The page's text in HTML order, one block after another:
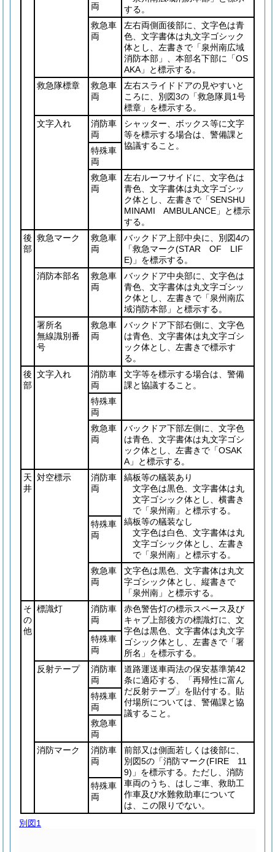
する。
両
救急車
両
左右両側面後部に、文字色は青
色、文字書体は丸文字ゴシック
体とし、左書きで「泉州南広域
消防本部」、本部名下部に「OS
AKA」と標示する。
救急隊標章
救急車
両
左右スライドドアの見やすいと
ころに、別図3の「救急隊員1号
標章」を標示する。
文字入れ
消防車
両
シャッター、ボックス等に文字
等を標示する場合は、警備課と
協議すること。
特殊車
両
救急車
両
左右ルーフサイドに、文字色は
青色、文字書体は丸文字ゴシッ
ク体とし、左書きで「SENSHU
MINAMI AMBULANCE」と標示
する。
後
部
救急マーク
救急車
両
バックドア上部中央に、別図4の
「救急マーク(STAR OF LIF
E) 」を標示する。
消防本部名
救急車
両
バックドア中央部に、文字色は
青色、文字書体は丸文字ゴシッ
ク体とし、左書きで「泉州南広
域消防本部」と標示する。
署所名
無線識別番
号
救急車
両
バックドア下部右側に、文字色
は青色、文字書体は丸文字ゴシ
ック体とし、左書きで標示す
る。
後
部
文字入れ
消防車
両
文字等を標示する場合は、警備
課と協議すること。
特殊車
両
救急車
両
バックドア下部左側に、文字色
は青色、文字書体は丸文字ゴシ
ック体とし、左書きで「OSAK
A」と標示する。
天
井
対空標示
消防車
両
縞板等の艤装あり
文字色は黒色、文字書体は丸
文字ゴシック体とし、横書き
で「泉州南」と標示する。
縞板等の艤装なし
文字色は白色、文字書体は丸
文字ゴシック体とし、左書き
で「泉州南」と標示する。
特殊車
両
救急車
両
文字色は黒色、文字書体は丸文
字ゴシック体とし、縦書きで
「泉州南」と標示する。
そ
の
他
標識灯
消防車
両
赤色警告灯の標示スペース及び
キャブ上部後方の標識灯に、文
字色は黒色、文字書体は丸文字
ゴシック体とし、左書きで「署
所名」を標示する。
特殊車
両
反射テープ
消防車
両
道路運送車両法の保安基準第42
条に適応する、「再帰性に富ん
だ反射テープ」を貼付する。貼
付場所については、警備課と協
議すること。
特殊車
両
救急車
両
消防マーク
消防車
両
前部又は側面若しくは後部に、
別図5の「消防マーク(FIRE 11
9) 」を標示する。ただし、消防
車両のうち、はしご車、救助工
作車及び水難救助車について
は、この限りでない。
特殊車
両
別図1